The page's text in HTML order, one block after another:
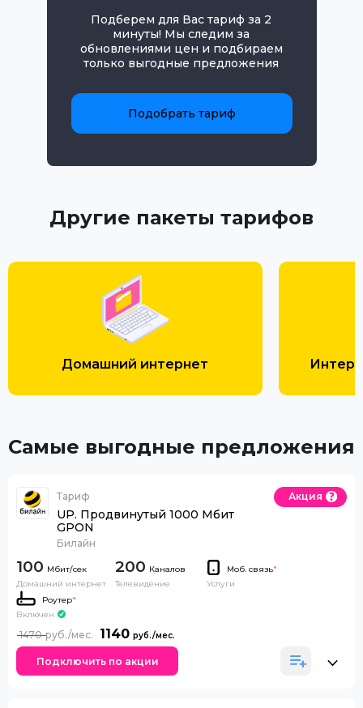
Подберем для Вас тариф за 2
минуты! Мы следим за
обновлениями цен и подбираем
только выгодные предложения
Подобрать тариф
Другие пакеты тарифов
Домашний интернет
Самые выгодные предложения
Тариф
UP. Продвинутый 1000 Мбит
GPON
Билайн
Акция
100
Домашний интернет
200 Каналов
Телевидение
Моб. связь*
Услуги
Роутер*
Включен
1140
1470
Подключить по акции